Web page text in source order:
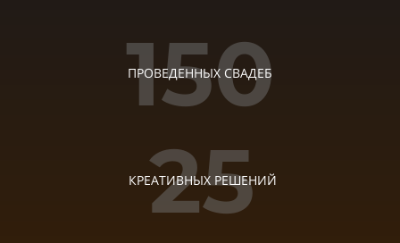
150
ПРОВЕДЕННЫХ СВАДЕБ
25
КРЕАТИВНЫХ РЕШЕНИЙ